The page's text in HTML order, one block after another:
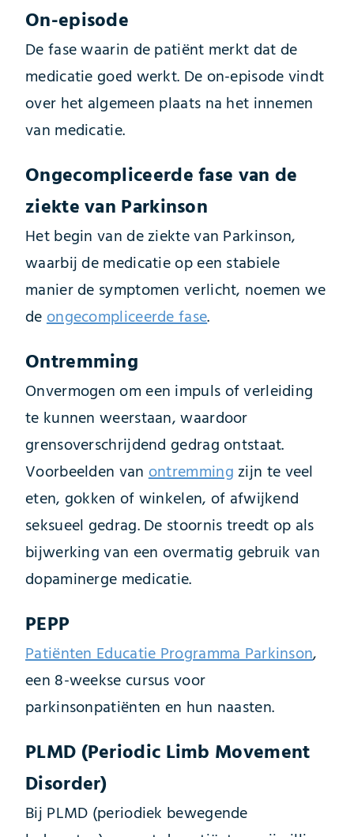
On-episode
De fase waarin de patiënt merkt dat de
medicatie goed werkt. De on-episode vindt
over het algemeen plaats na het innemen
van medicatie.
Ongecompliceerde fase van de
ziekte van Parkinson
Het begin van de ziekte van Parkinson,
waarbij de medicatie op een stabiele
manier de symptomen verlicht, noemen we
deongecompliceerde fase.
Ontremming
Onvermogen om een impuls of verleiding
te kunnen weerstaan, waardoor
grensoverschrijdend gedrag ontstaat.
Voorbeelden vanontremmingzijn te veel
eten, gokken of winkelen, of afwijkend
seksueel gedrag. De stoornis treedt op als
bijwerking van een overmatig gebruik van
dopaminerge medicatie.
PEPP
Patiënten Educatie Programma Parkinson,
een 8-weekse cursus voor
parkinsonpatiënten en hun naasten.
PLMD (Periodic Limb Movement
Disorder)
Bij PLMD (periodiek bewegende